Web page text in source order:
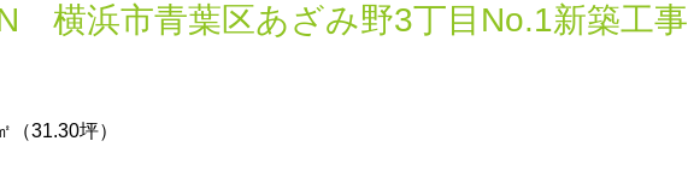
横浜市青葉区あざみ野3丁目No.1新築工事
（31.30坪）